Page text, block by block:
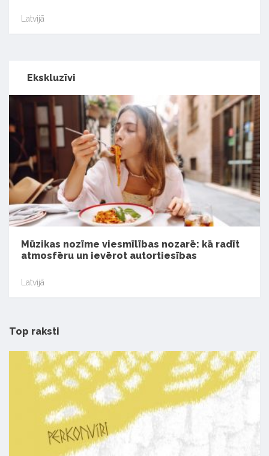
Latvijā
Ekskluzīvi
Mūzikas nozīme viesmīlības nozarē: kā radīt
atmosfēru un ievērot autortiesības
Latvijā
Top raksti